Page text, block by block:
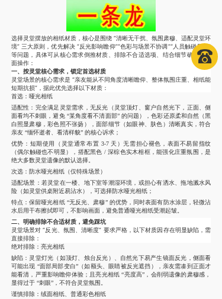
选择灵堂摆放的相纸材质，核心是围绕 “清晰无干扰、氛围肃穆、适配灵堂环
境” 三大原则，优先解决 “反光影响瞻仰”“色彩与场景不协调”“人员触碰易损”
等问题，具体可从 核心需求倒推材质、排除不合适选项、结合细节确认三方
面操作：
一、按灵堂核心需求，锁定首选材质
灵堂场景的核心需求是 “亲友能从不同角度清晰瞻仰、整体氛围庄重、相纸能
短期抗损”，据此优先选择以下材质：
首选：哑光相纸
适配性：完全满足灵堂需求，无反光（灵堂顶灯、窗户自然光下，正面、侧
面看均不刺眼，避免 “某角度看不清面部” 的问题），色彩还原柔和自然（黑
白照显肃穆，彩色照不张扬），面部细节（如眼神、肤色）清晰真实，符合
亲友 “缅怀逝者、看清样貌” 的核心诉求；
优势：短期使用（灵堂通常布置 3-7 天）无需担心褪色，表面不易留指纹
（偶尔触碰也不明显），搭配黑色 / 深棕色实木相框，能强化庄重氛围，是
绝大多数灵堂遗像的默认选择。
次选：防水哑光相纸（仅特殊场景）
适配场景：若灵堂在一楼、地下室等潮湿环境，或担心有洒水、拖地溅水风
险（如灵堂供桌附近易沾水），可选择防水哑光相纸；
特点：保留哑光相纸 “无反光、肃穆” 的优势，同时表面有防水涂层，轻微沾
水后用干布擦拭即可，不影响画面，避免普通哑光相纸受潮起皱。
二、明确排除不合适材质，避免踩坑
灵堂场景对 “反光、氛围、清晰度” 要求严格，以下材质因存在明显缺陷，需
直接排除：
绝对排除：亮光相纸
缺陷：灵堂灯光（如顶灯、烛台反光）、自然光下易产生镜面反光，侧面看
可能出现 “面部局部变白”（如额头、眼睛被反光遮挡），亲友需凑到正面才
能看清，严重影响瞻仰体验；且亮光相纸 “亮度高”，会削弱遗像的肃穆感，
显得过于 “刺眼”，不符合灵堂氛围。
谨慎排除：绒面相纸、普通彩色相纸